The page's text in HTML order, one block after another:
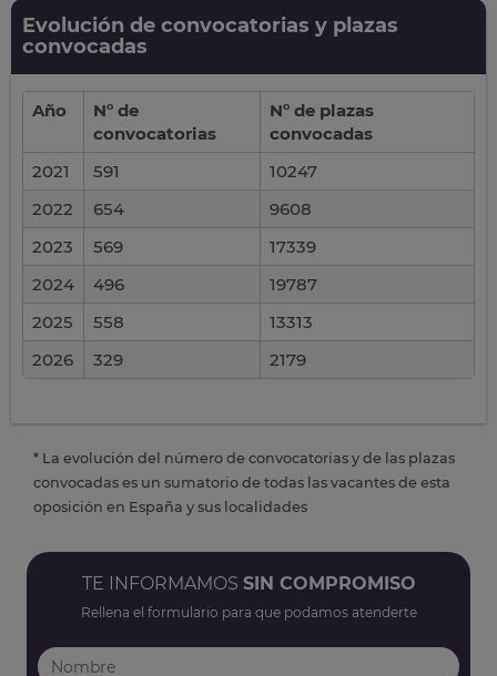
Evolución de convocatorias y plazas
convocadas
Año
Nº de
convocatorias
Nº de plazas
convocadas
2021
591
10247
2022
654
9608
2023
569
17339
2024
496
19787
2025
558
13313
2026
329 2179
* La evolución del número de convocatorias y de las plazas
convocadas es un sumatorio de todas las vacantes de esta
oposición en España y sus localidades
TE INFORMAMOS SIN COMPROMISO
Rellena el formulario para que podamos atenderte